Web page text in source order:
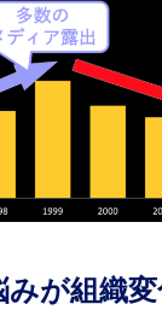
みが組織